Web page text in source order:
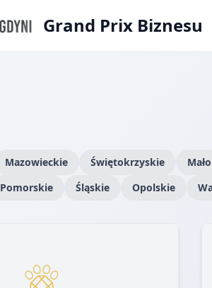
Grand Prix Biznesu
Mazowieckie Świętokrzyskie
Pomorskie Śląskie Opolskie